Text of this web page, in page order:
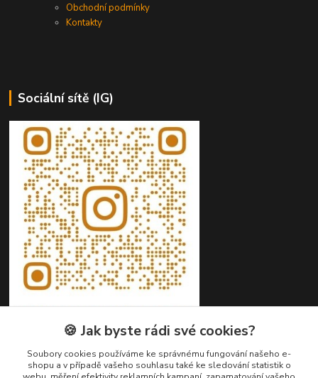
Obchodní podmínky
Kontakty
Sociální sítě (IG)
🍪 Jak byste rádi své cookies?
Soubory cookies používáme ke správnému fungování našeho e-
shopu a v případě vašeho souhlasu také ke sledování statistik o